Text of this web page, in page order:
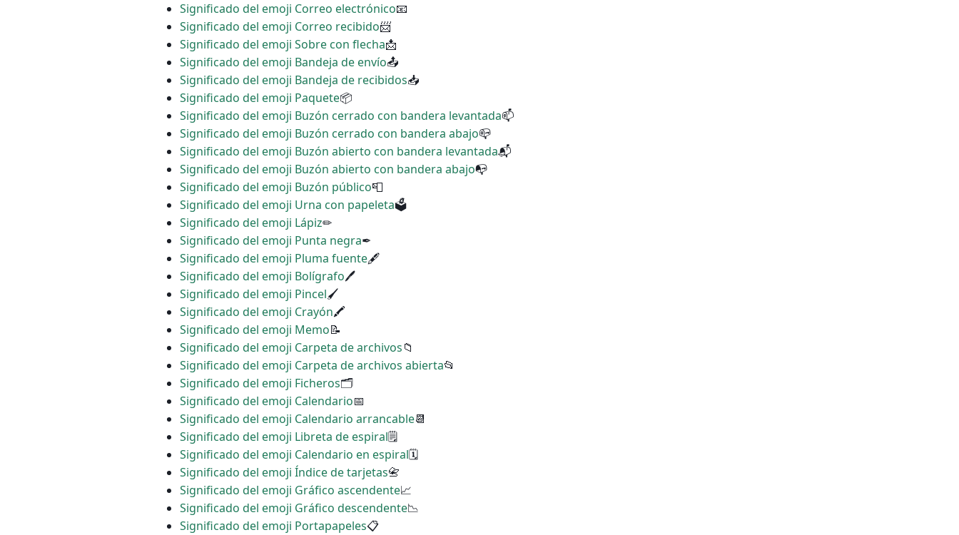
Significado del emoji Correo electrónico📧
Significado del emoji Correo recibido📨
Significado del emoji Sobre con flecha📩
Significado del emoji Bandeja de envío📤
Significado del emoji Bandeja de recibidos📥
Significado del emoji Paquete📦
Significado del emoji Buzón cerrado con bandera levantada📫
Significado del emoji Buzón cerrado con bandera abajo📪
Significado del emoji Buzón abierto con bandera levantada📬
Significado del emoji Buzón abierto con bandera abajo📭
Significado del emoji Buzón público📮
Significado del emoji Urna con papeleta🗳
Significado del emoji Lápiz✏
Significado del emoji Punta negra✒
Significado del emoji Pluma fuente🖋
Significado del emoji Bolígrafo🖊
Significado del emoji Pincel🖌
Significado del emoji Crayón🖍
Significado del emoji Memo📝
Significado del emoji Carpeta de archivos📁
Significado del emoji Carpeta de archivos abierta📂
Significado del emoji Ficheros🗂
Significado del emoji Calendario📅
Significado del emoji Calendario arrancable📆
Significado del emoji Libreta de espiral🗒
Significado del emoji Calendario en espiral🗓
Significado del emoji Índice de tarjetas📇
Significado del emoji Gráfico ascendente📈
Significado del emoji Gráfico descendente📉
Significado del emoji Portapapeles📋